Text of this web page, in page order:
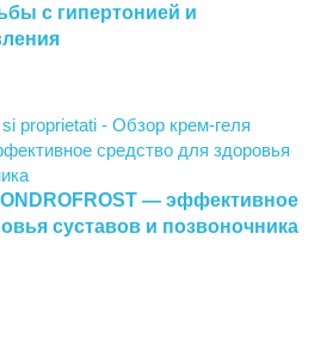
с гипертонией и
— эффективное
суставов и позвоночника